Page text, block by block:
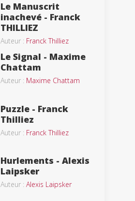
Le Manuscrit
inachevé - Franck
THILLIEZ
Auteur : Franck Thilliez
Le Signal - Maxime
Chattam
Auteur : Maxime Chattam
Puzzle - Franck
Thilliez
Auteur : Franck Thilliez
Hurlements - Alexis
Laipsker
Auteur : Alexis Laipsker